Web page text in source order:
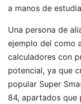
a manos de
Una persona de
ejemplo del como
calculadores con
potencial, ya que
popular Super
84, apartados que